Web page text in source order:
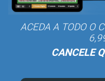
ACEDA A TODO O
CANCELE